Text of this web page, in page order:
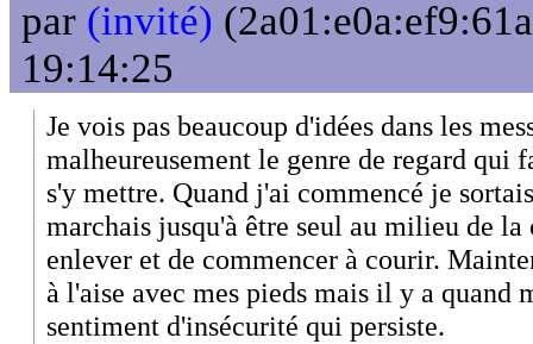
par (invité)
19:14:25
Je vois pas beaucoup d'idées dans les
malheureusement le genre de regard
s'y mettre. Quand j'ai commencé je
marchais jusqu'à être seul au milieu de la
enlever et de commencer à courir.
à l'aise avec mes pieds mais il y a quand
sentiment d'insécurité qui persiste.